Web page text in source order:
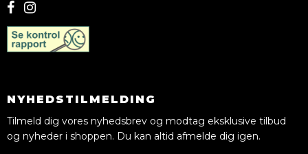
NYHEDSTILMELDING
Tilmeld dig vores nyhedsbrev og modtag eksklusive tilbud
og nyheder i shoppen. Du kan altid afmelde dig igen.